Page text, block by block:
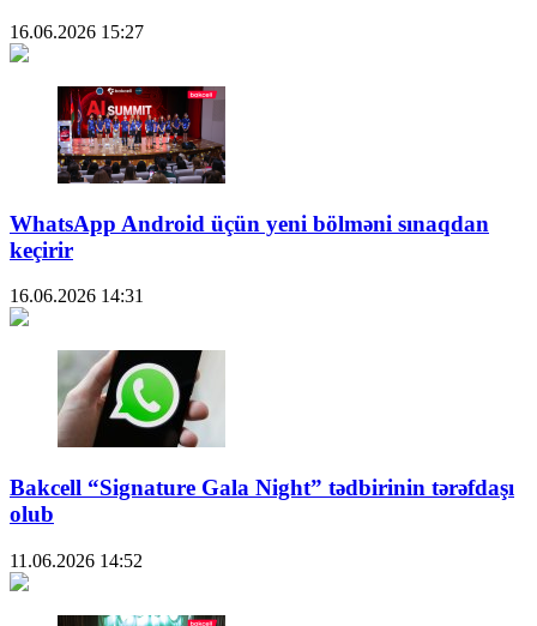
16.06.2026 15:27
WhatsApp Android üçün yeni bölməni sınaqdan
keçirir
16.06.2026 14:31
Bakcell “Signature Gala Night” tədbirinin tərəfdaşı
olub
11.06.2026 14:52